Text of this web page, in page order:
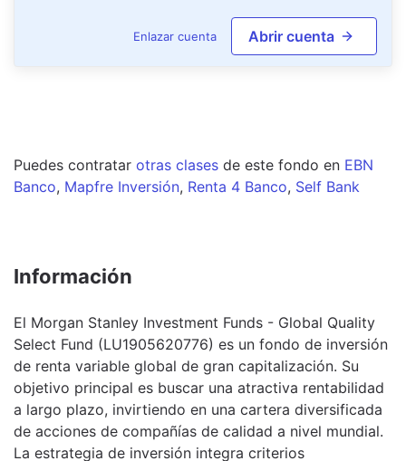
Enlazar cuenta Abrir cuenta
Puedes contratar otras clases de este fondo en EBN
Banco, Mapfre Inversión, Renta 4 Banco, Self Bank
Información
El Morgan Stanley Investment Funds - Global Quality
Select Fund (LU1905620776) es un fondo de inversión
de renta variable global de gran capitalización. Su
objetivo principal es buscar una atractiva rentabilidad
a largo plazo, invirtiendo en una cartera diversificada
de acciones de compañías de calidad a nivel mundial.
La estrategia de inversión integra criterios